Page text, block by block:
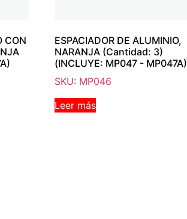
CON
ESPACIADOR DE ALUMINIO,
NARANJA (Cantidad: 3)
(INCLUYE: MP047 - MP047A)
SKU: MP046
Leer más